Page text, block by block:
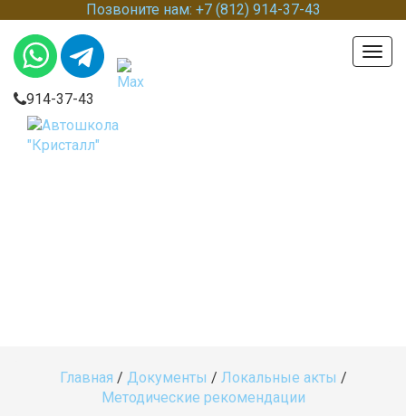
Позвоните нам: +7 (812) 914-37-43
914-37-43
Главная / Документы / Локальные акты /
Методические рекомендации